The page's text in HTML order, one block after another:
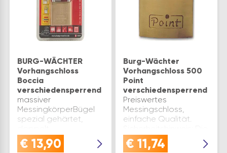
BURG-WÄCHTER
Vorhangschloss
Boccia
verschiedensperrend
massiver
MessingkörperBügel
spezial gehärtet,
verriegeltHigh-Tech
Innenwerk rostfreihohe
€ 13,90
Burg-Wächter
Vorhangschloss 500
Point
verschiedensperrend
Preiswertes
Messingschloss,
einfache Qualität.
Serie beinhaltet 120
wiederkehrende
€ 11,74